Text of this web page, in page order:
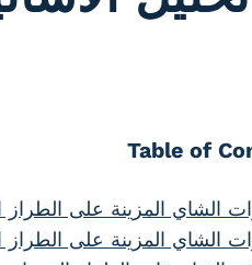
Table of
الشاي المزينة على الطراز
الشاي المزينة على الطراز